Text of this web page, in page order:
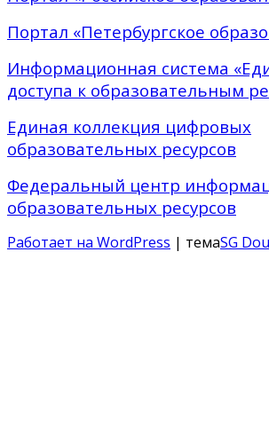
Портал «Петербургское
Информационная система
доступа к образовательным
Единая коллекция цифровых
образовательных ресурсов
Федеральный центр
образовательных ресурсов
Работает на WordPress | темаSG